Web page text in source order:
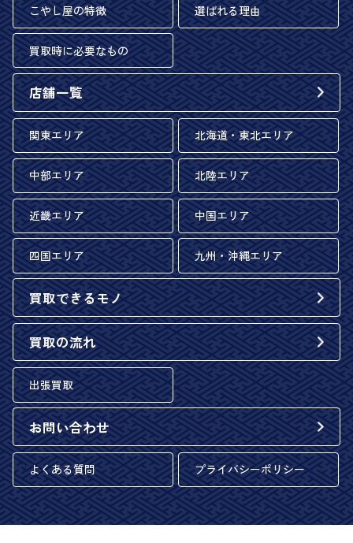
こやし屋の特徴 選ばれる理由
買取時に必要なもの
店舗一覧
関東エリア 北海道・東北エリア
中部エリア 北陸エリア
近畿エリア 中国エリア
四国エリア 九州・沖縄エリア
買取できるモノ
買取の流れ
出張買取
お問い合わせ
よくある質問 プライバシーポリシー